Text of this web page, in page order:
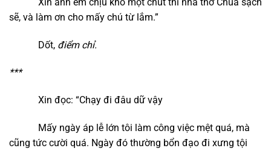
sẽ, và làm ơn cho mấy chú từ lắm.”
Dốt, điểm chỉ.
***
Xin đọc: “Chạy đi đâu dữ vậy
Mấy ngày áp lễ lớn tôi làm công việc mệt quá, mà
cũng tức cười quá. Ngày đó thường bổn đạo đi xưng tội